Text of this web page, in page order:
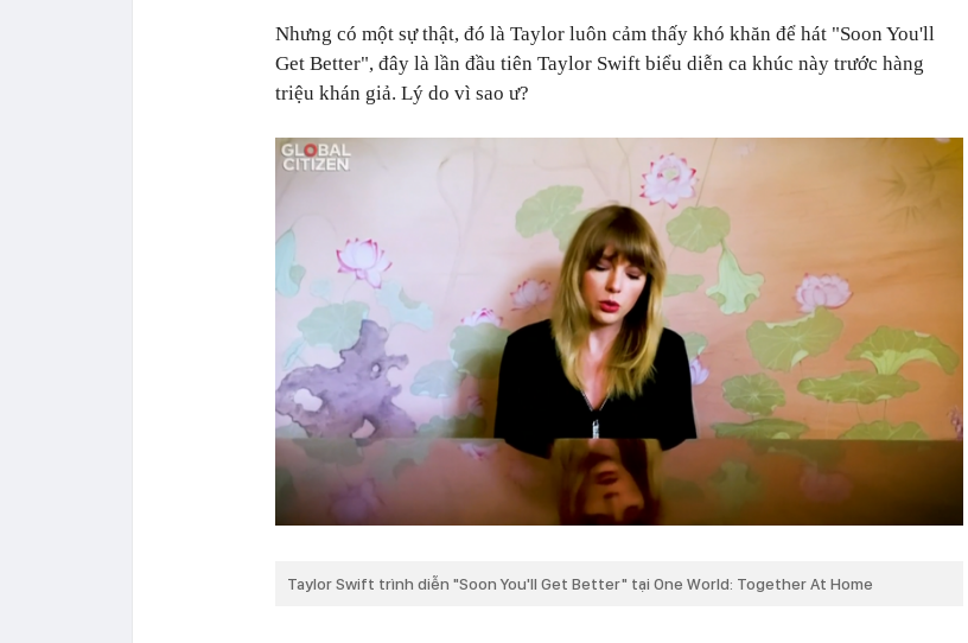
Nhưng có một sự thật, đó là Taylor luôn cảm thấy khó khăn để hát "Soon You'll
Get Better", đây là lần đầu tiên Taylor Swift biểu diễn ca khúc này trước hàng
triệu khán giả. Lý do vì sao ư?
Taylor Swift trình diễn "Soon You'll Get Better" tại One World: Together At Home